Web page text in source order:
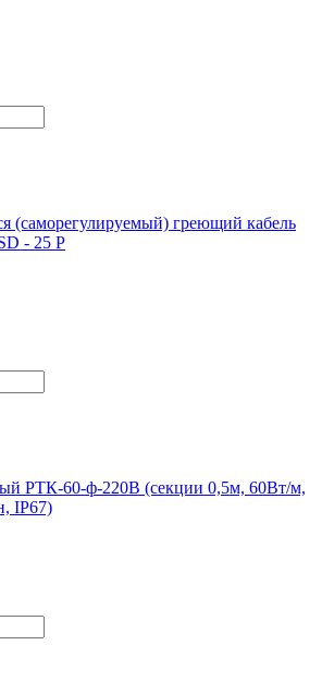
(саморегулируемый) греющий кабель
- 25 P
РТК-60-ф-220В (секции 0,5м, 60Вт/м,
IP67)